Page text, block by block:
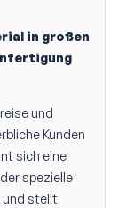
in großen
und
Kunden
sich eine
spezielle
und stellt